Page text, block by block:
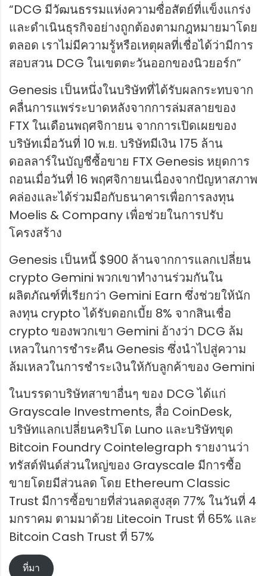
“DCG มีวัฒนธรรมแห่งความซื่อสัตย์ที่แข็งแกร่ง
และดำเนินธุรกิจอย่างถูกต้องตามกฎหมายมาโดย
ตลอด เราไม่มีความรู้หรือเหตุผลที่เชื่อได้ว่ามีการ
สอบสวน DCG ในเขตตะวันออกของนิวยอร์ก”
Genesis เป็นหนึ่งในบริษัทที่ได้รับผลกระทบจาก
คลื่นการแพร่ระบาดหลังจากการล่มสลายของ
FTX ในเดือนพฤศจิกายน จากการเปิดเผยของ
บริษัทเมื่อวันที่ 10 พ.ย. บริษัทมีเงิน 175 ล้าน
ดอลลาร์ในบัญชีซื้อขาย FTX Genesis หยุดการ
ถอนเมื่อวันที่ 16 พฤศจิกายนเนื่องจากปัญหาสภาพ
คล่องและได้ร่วมมือกับธนาคารเพื่อการลงทุน
Moelis & Company เพื่อช่วยในการปรับ
โครงสร้าง
Genesis เป็นหนี้ $900 ล้านจากการแลกเปลี่ยน
crypto Gemini พวกเขาทำงานร่วมกันใน
ผลิตภัณฑ์ที่เรียกว่า Gemini Earn ซึ่งช่วยให้นัก
ลงทุน crypto ได้รับดอกเบี้ย 8% จากสินเชื่อ
crypto ของพวกเขา Gemini อ้างว่า DCG ล้ม
เหลวในการชำระคืน Genesis ซึ่งนำไปสู่ความ
ล้มเหลวในการชำระเงินให้กับลูกค้าของ Gemini
ในบรรดาบริษัทสาขาอื่นๆ ของ DCG ได้แก่
Grayscale Investments, สื่อ CoinDesk,
บริษัทแลกเปลี่ยนคริปโต Luno และบริษัทขุด
Bitcoin Foundry Cointelegraph รายงานว่า
ทรัสต์ฟันด์ส่วนใหญ่ของ Grayscale มีการซื้อ
ขายโดยมีส่วนลด โดย Ethereum Classic
Trust มีการซื้อขายที่ส่วนลดสูงสุด 77% ในวันที่ 4
มกราคม ตามมาด้วย Litecoin Trust ที่ 65% และ
Bitcoin Cash Trust ที่ 57%
ที่มา